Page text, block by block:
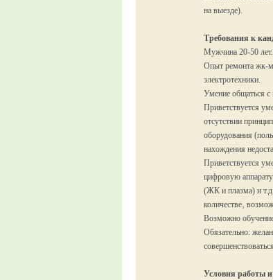
на выезде).
Требования к
Мужчина 20-50 лет.
Опыт ремонта жк-
электротехники.
Умение общаться с
Приветствуется
отсутствии
оборудования
нахождения
Приветствуется
цифровую
(ЖК и плазма) и
количестве‚
Возможно
Обязательно:
Условия работы